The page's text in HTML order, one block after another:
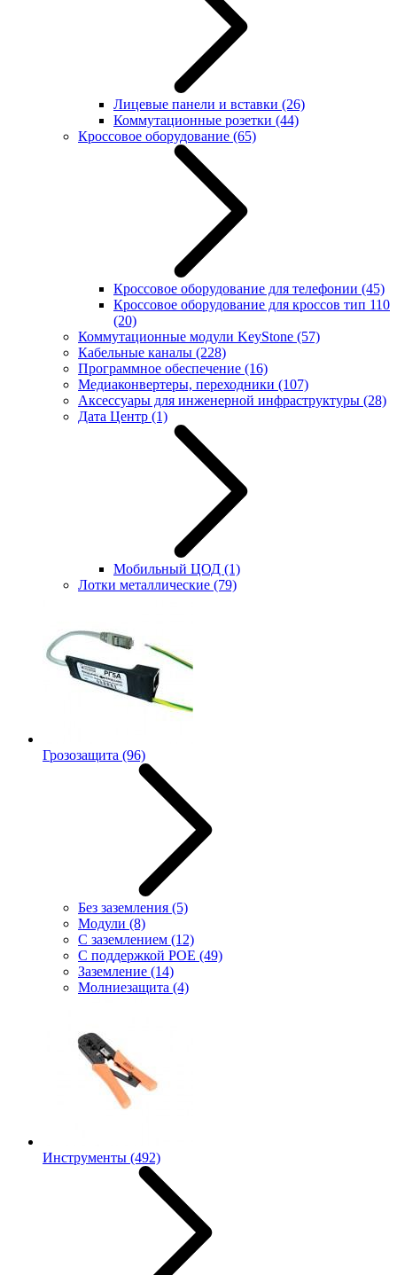
Лицевые панели и вставки (26)
Коммутационные розетки (44)
Кроссовое оборудование (65)
Кроссовое оборудование для телефонии (45)
Кроссовое оборудование для кроссов тип 110
(20)
Коммутационные модули KeyStone (57)
Кабельные каналы (228)
Программное обеспечение (16)
Медиаконвертеры, переходники (107)
Аксессуары для инженерной инфраструктуры (28)
Дата Центр (1)
Мобильный ЦОД (1)
Лотки металлические (79)
Грозозащита (96)
Без заземления (5)
Модули (8)
С заземлением (12)
С поддержкой POE (49)
Заземление (14)
Молниезащита (4)
Инструменты (492)